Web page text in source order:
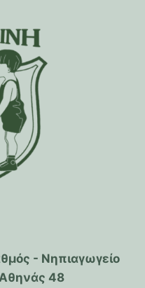
- Νηπιαγωγείο
48